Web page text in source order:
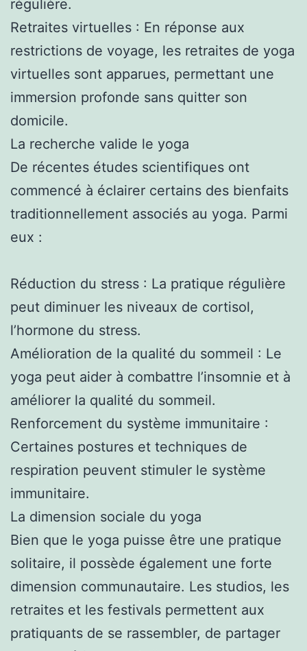
régulière.
Retraites virtuelles : En réponse aux
restrictions de voyage, les retraites de yoga
virtuelles sont apparues, permettant une
immersion profonde sans quitter son
domicile.
La recherche valide le yoga
De récentes études scientifiques ont
commencé à éclairer certains des bienfaits
traditionnellement associés au yoga. Parmi
eux :
Réduction du stress : La pratique régulière
peut diminuer les niveaux de cortisol,
l’hormone du stress.
Amélioration de la qualité du sommeil : Le
yoga peut aider à combattre l’insomnie et à
améliorer la qualité du sommeil.
Renforcement du système immunitaire :
Certaines postures et techniques de
respiration peuvent stimuler le système
immunitaire.
La dimension sociale du yoga
Bien que le yoga puisse être une pratique
solitaire, il possède également une forte
dimension communautaire. Les studios, les
retraites et les festivals permettent aux
pratiquants de se rassembler, de partager